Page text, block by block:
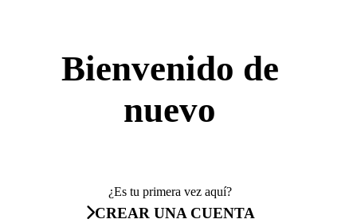
Bienvenido de
nuevo
¿Es tu primera vez aquí?
CREAR UNA CUENTA